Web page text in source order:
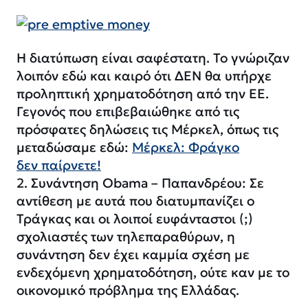
Η διατύπωση είναι σαφέστατη. Το γνώριζαν
λοιπόν εδώ και καιρό ότι ΔΕΝ θα υπήρχε
προληπτική χρηματοδότηση από την ΕΕ.
Γεγονός που επιβεβαιώθηκε από τις
πρόσφατες δηλώσεις τις Μέρκελ, όπως τις
μεταδώσαμε εδώ: Μέρκελ: Φράγκο
δεν παίρνετε!
2. Συνάντηση Obama – Παπανδρέου: Σε
αντίθεση με αυτά που διατυμπανίζει ο
Τράγκας και οι λοιποί ευφάνταστοι (;)
σχολιαστές των τηλεπαραθύρων, η
συνάντηση δεν έχει καμμία σχέση με
ενδεχόμενη χρηματοδότηση, ούτε καν με το
οικονομικό πρόβλημα της Ελλάδας.